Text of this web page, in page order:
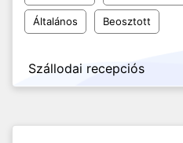
Általános Beosztott
Szállodai recepciós